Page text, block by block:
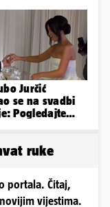
Jurčić
se na svadbi
Pogledajte
ruke
portala. Čitaj,
vijestima.